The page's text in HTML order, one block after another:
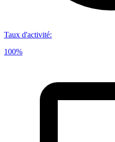
Taux d'activité:
100%